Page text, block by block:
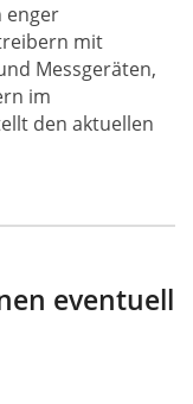
enger
mit
Messgeräten,
im
den aktuellen
eventuell